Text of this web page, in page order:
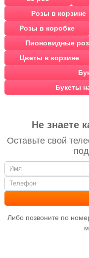
Розы в корзине
Розы в коробке
Пионовидные
Цветы в корзине
Букеты
Не знаете
Оставьте свой
Либо позвоните по